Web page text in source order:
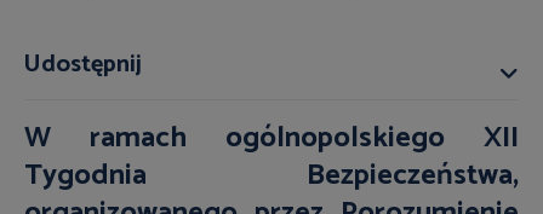
W ramach ogólnopolskiego XII
Tygodnia Bezpieczeństwa,
Udostępnij